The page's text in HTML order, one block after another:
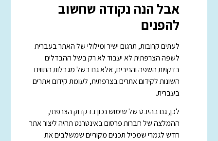
אבל הנה נקודה שחשוב
להפנים
לעתים קרובות, תרגום ישיר ומילולי של האתר בעברית
לשפה הצרפתית לא יעבוד לא רק בשל ההבדלים
בדקויות השפה והניבים, אלא גם בשל מגבלות התווים
השונות לקידום אתרים בצרפתית, לעומת קידום אתרים
בעברית.
לכן, גם בהיבט של שימוש נכון בדקדוק הצרפתי,
ההמלצה של חברות פרסום באינטרנט תהיה ליצור אתר
חדש לגמרי שמכיל תכנים מקוריים שמשלבים את